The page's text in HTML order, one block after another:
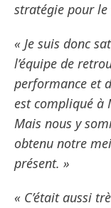
stratégie pour
« Je suis donc
l’équipe de
performance et
est compliqué à
Mais nous y
obtenu notre
présent. »
« C’était aussi